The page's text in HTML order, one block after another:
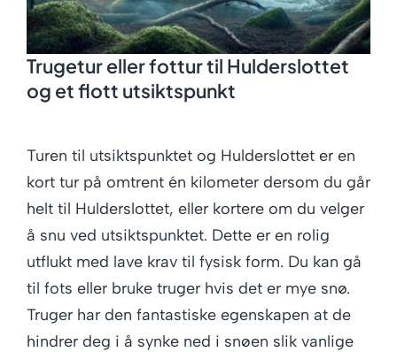
Book aktivitet
Overnatting
Transport
Kontakt
Trugetur eller fottur til Hulderslottet
og et flott utsiktspunkt
Turen til utsiktspunktet og Hulderslottet er en
kort tur på omtrent én kilometer dersom du går
helt til Hulderslottet, eller kortere om du velger
å snu ved utsiktspunktet. Dette er en rolig
utflukt med lave krav til fysisk form. Du kan gå
til fots eller bruke truger hvis det er mye snø.
Truger har den fantastiske egenskapen at de
hindrer deg i å synke ned i snøen slik vanlige